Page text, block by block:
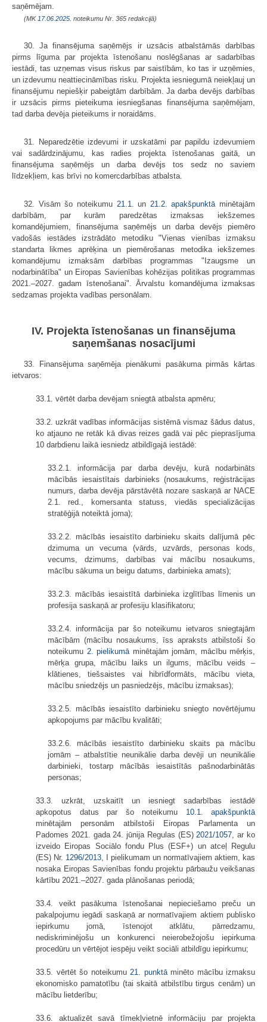
saņēmējam.
(MK 17.06.2025. noteikumu Nr. 365 redakcijā)
30. Ja finansējuma saņēmējs ir uzsācis atbalstāmās darbības
pirms līguma par projekta īstenošanu noslēgšanas ar sadarbības
iestādi, tas uzņemas visus riskus par saistībām, ko tas ir uzņēmies,
un izdevumu neattiecināmības risku. Projekta iesniegumā neiekļauj un
finansējumu nepiešķir pabeigtām darbībām. Ja darba devējs darbības
ir uzsācis pirms pieteikuma iesniegšanas finansējuma saņēmējam,
tad darba devēja pieteikums ir noraidāms.
31. Neparedzētie izdevumi ir uzskatāmi par papildu izdevumiem
vai sadārdzinājumu, kas radies projekta īstenošanas gaitā, un
finansējuma saņēmējs un darba devējs tos sedz no saviem
līdzekļiem, kas brīvi no komercdarbības atbalsta.
32. Visām šo noteikumu 21.1. un 21.2. apakšpunktā minētajām
darbībām, par kurām paredzētas izmaksas iekšzemes
komandējumiem, finansējuma saņēmējs un darba devējs piemēro
vadošās iestādes izstrādāto metodiku "Vienas vienības izmaksu
standarta likmes aprēķina un piemērošanas metodika iekšzemes
komandējumu izmaksām darbības programmas "Izaugsme un
nodarbinātība" un Eiropas Savienības kohēzijas politikas programmas
2021.–2027. gadam īstenošanai". Ārvalstu komandējuma izmaksas
sedzamas projekta vadības personālam.
IV. Projekta īstenošanas un finansējuma
saņemšanas nosacījumi
33. Finansējuma saņēmēja pienākumi pasākuma pirmās kārtas
ietvaros:
33.1. vērtēt darba devējam sniegtā atbalsta apmēru;
33.2. uzkrāt vadības informācijas sistēmā vismaz šādus datus,
ko atjauno ne retāk kā divas reizes gadā vai pēc pieprasījuma
10 darbdienu laikā iesniedz atbildīgajā iestādē:
33.2.1. informācija par darba devēju, kurā nodarbināts
mācībās iesaistītais darbinieks (nosaukums, reģistrācijas
numurs, darba devēja pārstāvētā nozare saskaņā ar NACE
2.1. red., komersanta statuss, viedās specializācijas
stratēģijā noteiktā joma);
33.2.2. mācībās iesaistīto darbinieku skaits dalījumā pēc
dzimuma un vecuma (vārds, uzvārds, personas kods,
vecums, dzimums, darbības vai mācību nosaukums,
mācību sākuma un beigu datums, darbinieka amats);
33.2.3. mācībās iesaistītā darbinieka izglītības līmenis un
profesija saskaņā ar profesiju klasifikatoru;
33.2.4. informācija par šo noteikumu ietvaros sniegtajām
mācībām (mācību nosaukums, īss apraksts atbilstoši šo
noteikumu 2. pielikumā minētajām jomām, mācību mērķis,
mērķa grupa, mācību laiks un ilgums, mācību veids –
klātienes, tiešsaistes vai hibrīdformāts, mācību vieta,
mācību sniedzējs un pasniedzējs, mācību izmaksas);
33.2.5. mācībās iesaistīto darbinieku sniegto novērtējumu
apkopojums par mācību kvalitāti;
33.2.6. mācībās iesaistīto darbinieku skaits pa mācību
jomām – atbalstītie neunikālie darba devēji un neunikālie
darbinieki, tostarp mācībās iesaistītās pašnodarbinātās
personas;
33.3. uzkrāt, uzskaitīt un iesniegt sadarbības iestādē
apkopotus datus par šo noteikumu 10.1. apakšpunktā
minētajām personām atbilstoši Eiropas Parlamenta un
Padomes 2021. gada 24. jūnija Regulas (ES) 2021/1057 , ar ko
izveido Eiropas Sociālo fondu Plus (ESF+) un atceļ Regulu
(ES) Nr. 1296/2013 , I pielikumam un normatīvajiem aktiem, kas
nosaka Eiropas Savienības fondu projektu pārbaužu veikšanas
kārtību 2021.–2027. gada plānošanas periodā;
33.4. veikt pasākuma īstenošanai nepieciešamo preču un
pakalpojumu iegādi saskaņā ar normatīvajiem aktiem publisko
iepirkumu jomā, īstenojot atklātu, pārredzamu,
nediskriminējošu un konkurenci neierobežojošu iepirkuma
procedūru un vērtējot iespēju veikt sociāli atbildīgu iepirkumu;
33.5. vērtēt šo noteikumu 21. punktāminēto mācību izmaksu
ekonomisko pamatotību (tai skaitā atbilstību tirgus cenām) un
mācību lietderību;
33.6. aktualizēt savā tīmekļvietnē informāciju par projekta